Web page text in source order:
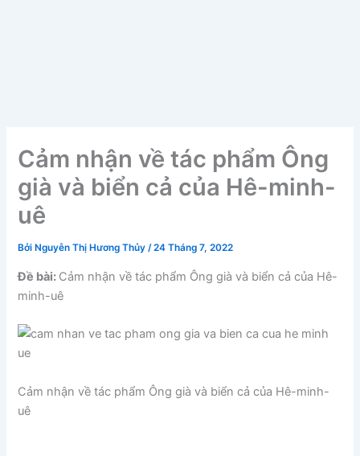
Cảm nhận về tác phẩm Ông
già và biển cả của Hê-minh-
uê
Bởi Nguyễn Thị Hương Thủy/24 Tháng 7, 2022
Đề bài: Cảm nhận về tác phẩm Ông già và biển cả của Hê-
minh-uê
Cảm nhận về tác phẩm Ông già và biển cả của Hê-minh-
uê